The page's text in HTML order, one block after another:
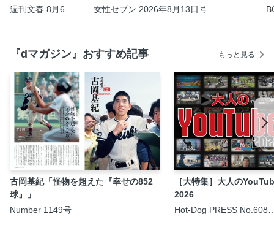
週刊文春 8月6日
女性セブン 2026年8月13日号
『dマガジン』おすすめ記事 もっと見る
古岡基紀「怪物を超えた『幸せの852
球』」
Number 1149号
［大特集］大人の
2026
Hot-Dog PRESS No.608